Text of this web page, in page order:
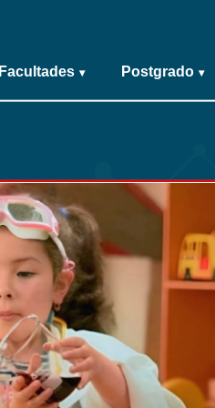
Facultades ▾ Postgrado ▾